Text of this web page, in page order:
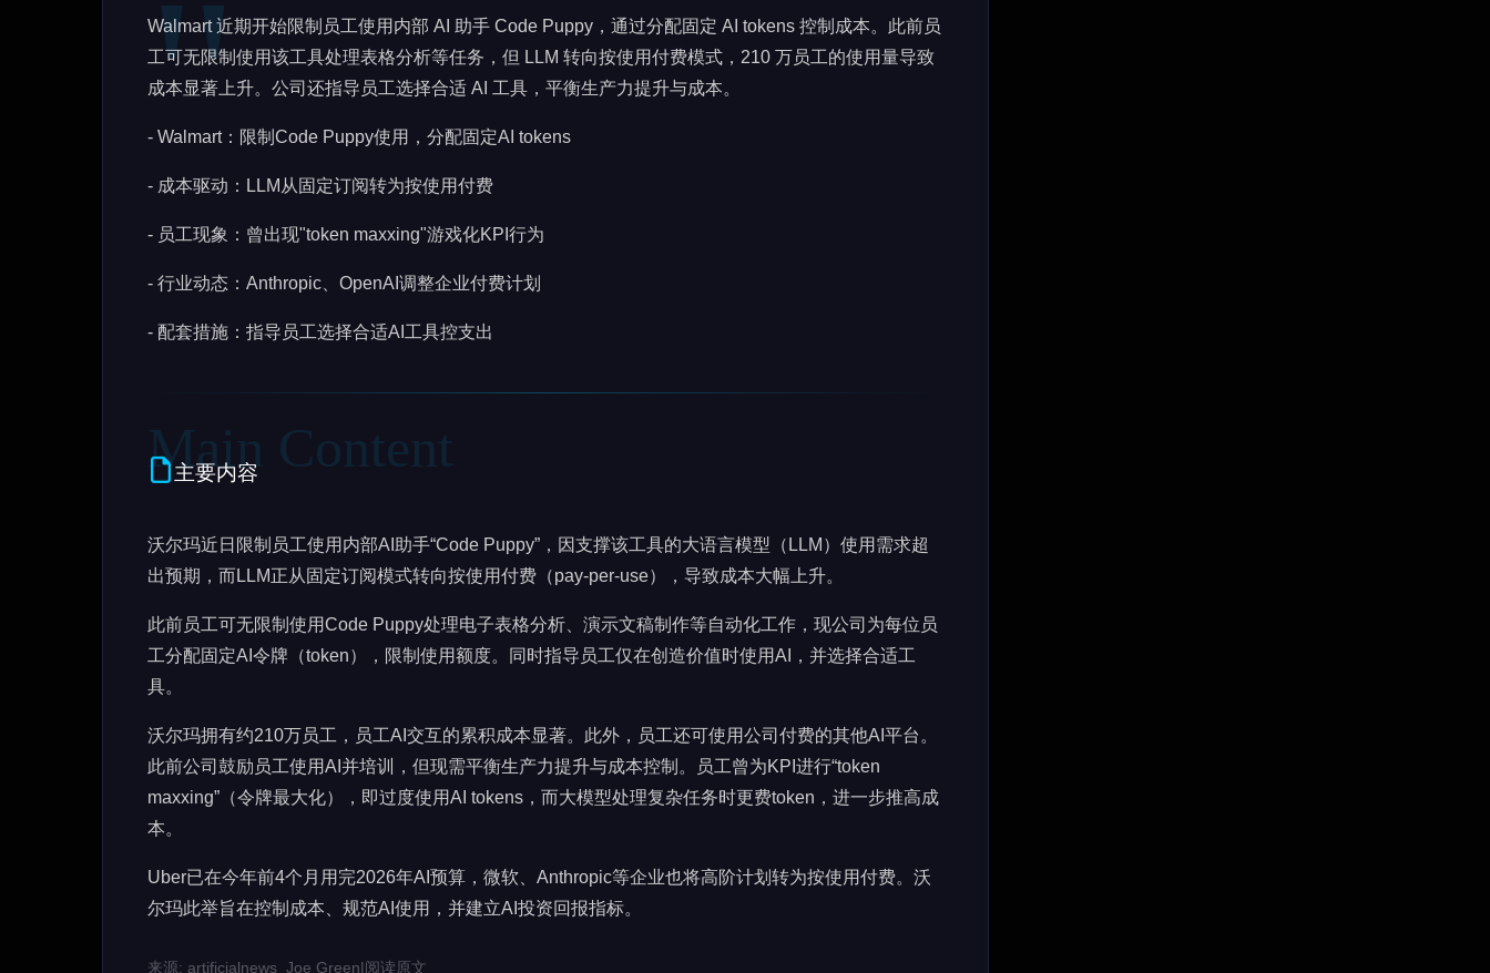
Walmart 近期开始限制员工使用内部 AI 助手 Code Puppy，通过分配固定 AI tokens 控制成本。此前员
工可无限制使用该工具处理表格分析等任务，但 LLM 转向按使用付费模式，210 万员工的使用量导致
成本显著上升。公司还指导员工选择合适 AI 工具，平衡生产力提升与成本。
- Walmart：限制Code Puppy使用，分配固定AI tokens
- 成本驱动：LLM从固定订阅转为按使用付费
- 员工现象：曾出现"token maxxing"游戏化KPI行为
- 行业动态：Anthropic、OpenAI调整企业付费计划
- 配套措施：指导员工选择合适AI工具控支出
主要内容
沃尔玛近日限制员工使用内部AI助手“Code Puppy”，因支撑该工具的大语言模型（LLM）使用需求超
出预期，而LLM正从固定订阅模式转向按使用付费（pay-per-use），导致成本大幅上升。
此前员工可无限制使用Code Puppy处理电子表格分析、演示文稿制作等自动化工作，现公司为每位员
工分配固定AI令牌（token），限制使用额度。同时指导员工仅在创造价值时使用AI，并选择合适工
具。
沃尔玛拥有约210万员工，员工AI交互的累积成本显著。此外，员工还可使用公司付费的其他AI平台。
此前公司鼓励员工使用AI并培训，但现需平衡生产力提升与成本控制。员工曾为KPI进行“token
maxxing”（令牌最大化），即过度使用AI tokens，而大模型处理复杂任务时更费token，进一步推高成
本。
Uber已在今年前4个月用完2026年AI预算，微软、Anthropic等企业也将高阶计划转为按使用付费。沃
尔玛此举旨在控制成本、规范AI使用，并建立AI投资回报指标。
来源: artificialnews_Joe Green|阅读原文